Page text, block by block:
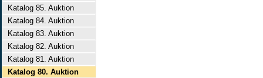
Katalog 85. Auktion
Katalog 84. Auktion
Katalog 83. Auktion
Katalog 82. Auktion
Katalog 81. Auktion
Katalog 80. Auktion